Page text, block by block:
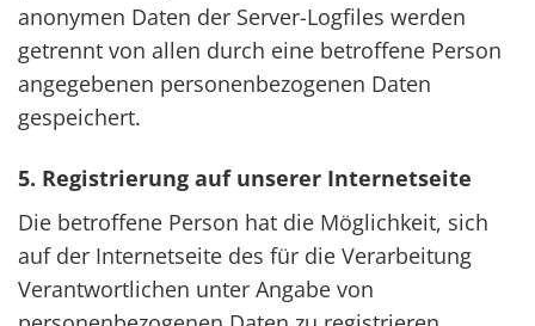
anonymen Daten der Server-Logfiles werden
getrennt von allen durch eine betroffene Person
angegebenen personenbezogenen Daten
gespeichert.
5. Registrierung auf unserer Internetseite
Die betroffene Person hat die Möglichkeit, sich
auf der Internetseite des für die Verarbeitung
Verantwortlichen unter Angabe von